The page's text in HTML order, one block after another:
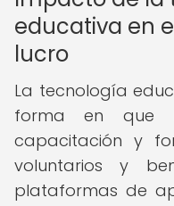
educativa en
lucro
La tecnología
forma en que
capacitación y
voluntarios y
plataformas de